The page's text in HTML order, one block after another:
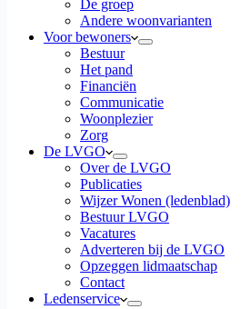
De groep
Andere woonvarianten
Voor bewoners
Bestuur
Het pand
Financiën
Communicatie
Woonplezier
Zorg
De LVGO
Over de LVGO
Publicaties
Wijzer Wonen (ledenblad)
Bestuur LVGO
Vacatures
Adverteren bij de LVGO
Opzeggen lidmaatschap
Contact
Ledenservice